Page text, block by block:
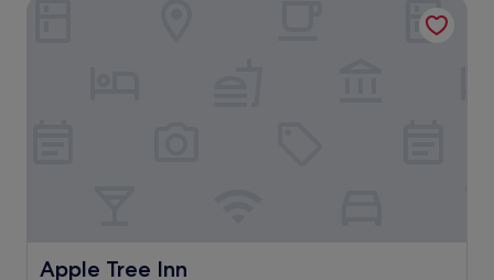
Apple Tree Inn
Apple Tree Inn